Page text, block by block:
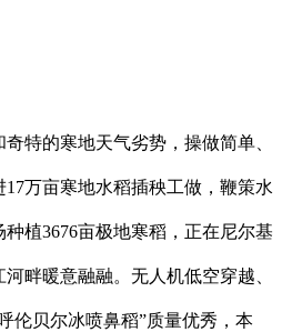
的寒地天气劣势，操做简单、
万亩寒地水稻插秧工做，鞭策水
植3676亩极地寒稻，正在尼尔基
畔暖意融融。无人机低空穿越、
伦贝尔冰喷鼻稻”质量优秀，本